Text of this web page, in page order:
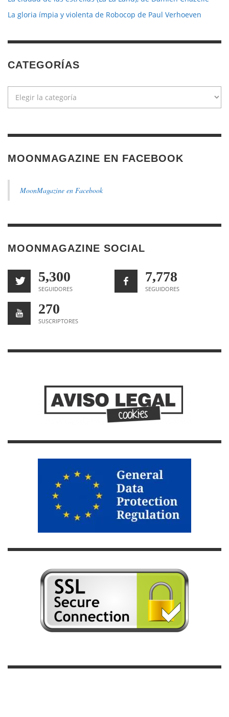
La gloria ímpia y violenta de Robocop de Paul Verhoeven
CATEGORÍAS
MOONMAGAZINE EN FACEBOOK
MoonMagazine en Facebook
MOONMAGAZINE SOCIAL
5,300
SEGUIDORES
7,778
SEGUIDORES
270
SUSCRIPTORES